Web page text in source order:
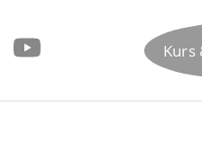
Kurs